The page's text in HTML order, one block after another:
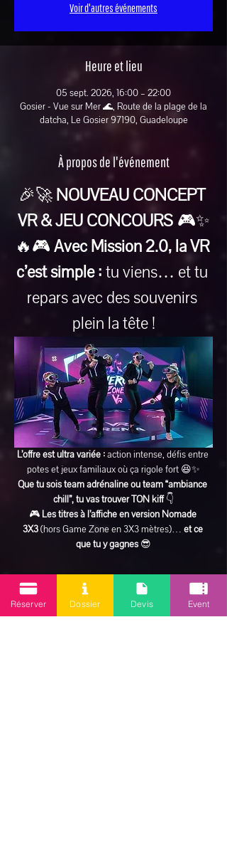
Voir d'autres événements
Heure et lieu
05 sept. 2026, 16:00 – 22:00
Gosier - Vue sur Mer 🌊, Route de la plage de la
datcha, Le Gosier 97190, Guadeloupe
À propos de l'événement
🎉🚀 NOUVEAU CONCEPT
VR & JEU CONCOURS 🎮✨
🔥🎮 Avec Mission 2.0, la VR
c’est simple : tu viens… et tu
repars avec des souvenirs
plein la tête !
L’offre est ultra variée : action intense, défis entre
potes et jeux familiaux où ça rigole fort 😆✨
Que tu sois team adrénaline ou team “ambiance
chill”, tu vas trouver TON kiff 👇
🎮 Les titres à l’affiche en version Nomade
3X3 (hors Game Zone en 3X3 mètres)… et ce
que tu y gagnes 😎
En lire plus >
Réserver Dossier Devis Event